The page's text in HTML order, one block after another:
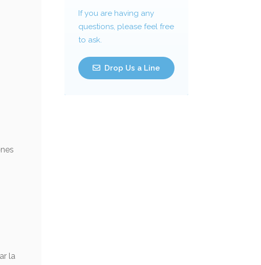
la
If you are having any
questions, please feel free
to ask.
Drop Us a Line